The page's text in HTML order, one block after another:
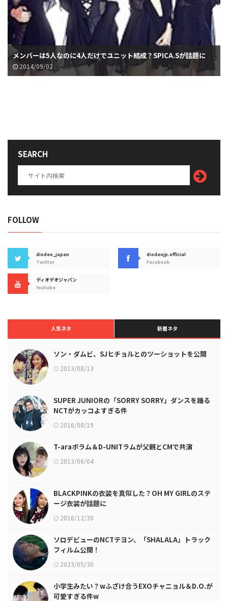
メンバーは5人なのに4人だけでユニット結成？SPICA.Sが話題に
2014/09/02
SEARCH
FOLLOW
diodeo_japan
Twitter
diodeojp.official
Facebook
ディオデオジャパン
Youtube
人気ネタ 新着ネタ
ソン・ダムビ、SJヒチョルとのツーショットを公開
2013/08/13
SUPER JUNIORの「SORRY SORRY」ダンスを踊る
NCTがカッコよすぎる件
2016/08/19
T-araボラム＆D-UNITラムが父親とCMで共演
2013/06/04
BLACKPINKの衣装を真似した？OH MY GIRLのステ
ージ衣装が話題に
2016/12/30
ソロデビューのNCTテヨン、「SHALALA」トラック
フィルム公開！
2023/05/30
小学生みたい？wふざけ合うEXOチャニョル＆D.O.が
可愛すぎる件w